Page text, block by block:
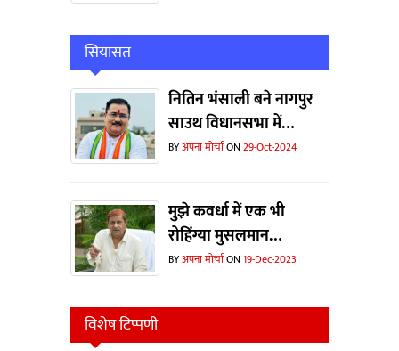
सियासत
नितिन भंसाली बने नागपुर
साउथ विधानसभा में
कॉर्डिनेटर
BYअपना मोर्चाON29-Oct-2024
मुझे कवर्धा में एक भी
रोहिंग्या मुसलमान
दिखाओ...भाजपा ने चुनाव
का इस्तेमाल किया- मोहम्मद
BYअपना मोर्चाON19-Dec-2023
विशेष टिप्पणी